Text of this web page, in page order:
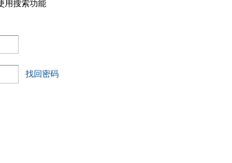
用搜索功能
找回密码